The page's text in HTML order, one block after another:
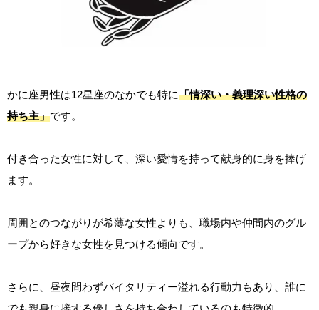
かに座男性は12星座のなかでも特に「情深い・義理深い性格の
持ち主」です。
付き合った女性に対して、深い愛情を持って献身的に身を捧げ
ます。
周囲とのつながりが希薄な女性よりも、職場内や仲間内のグル
ープから好きな女性を見つける傾向です。
さらに、昼夜問わずバイタリティー溢れる行動力もあり、誰に